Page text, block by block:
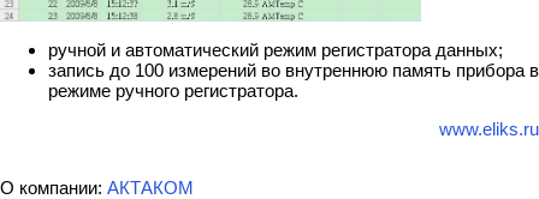
ручной и автоматический режим регистратора данных;
запись до 100 измерений во внутреннюю память прибора в
режиме ручного регистратора.
www.eliks.ru
О компании: АКТАКОМ